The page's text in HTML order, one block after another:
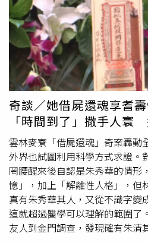
徵吉祥如意的孔雀與牡丹花等元
型禮盒引發搶購熱潮，今年又
盒，在藤編上蓋中央內嵌6x4吋
片或明信片裝飾於家中，內盒
營造精緻日式質感；另有「錦
熱銷盒型加上皮製提把優化再升
飾品托盤，禮盒本體也適合當作
全新設計的皮製把手更提升外出
收藏「巧克力餅乾香氛蠟燭」
2,880元，售完即止。「九鬼特
日本九鬼低油黑胡麻為主原料，
奶餅乾製成可愛造型餅乾。（圖
品牌今年也攜手「陽光基金會」
款禮盒，每售出一盒即提撥20元
助顏損弱勢家庭共度難關；禮盒
家庭的小朋友悉心繪製之「生肖
登錄抽大獎：即日起購買11/30
或自由行指定商品，並於活動期
就有機會抽中再次前往韓國的來
論想跟團玩透透，或自由行趴
選。春川樂高樂園也是新興旅
動」請你喝下午茶：還沒有計劃
為「韓國觀光公社台北支社」FB
每日都可公開分享活動至個人
200位粉絲朋友，獲得CITY
次，抽中機率愈大！青瓦臺。韓
18:00在LINE旅遊，舉辦「安心
動，邀請旅遊作家溫士凱，與台
韓國最新入境規範、必訪安心景
播，也可拿好禮！為讓旅客對韓
光公社評選認證安心旅遊商品，
樂園、三岳山纜車、韓劇「海岸
奇談／她借屍還魂享耆
「時間到了」撒手人
雲林麥寮「借屍還魂」奇案轟動
外界也試圖利用科學方式求證。
罔腰醒來後自認是朱秀華的情形
憶」，加上「解離性人格」，但
真有朱秀華其人，又從不識字變
這就超過醫學可以理解的範圍了
友人到金門調查，發現確有朱清